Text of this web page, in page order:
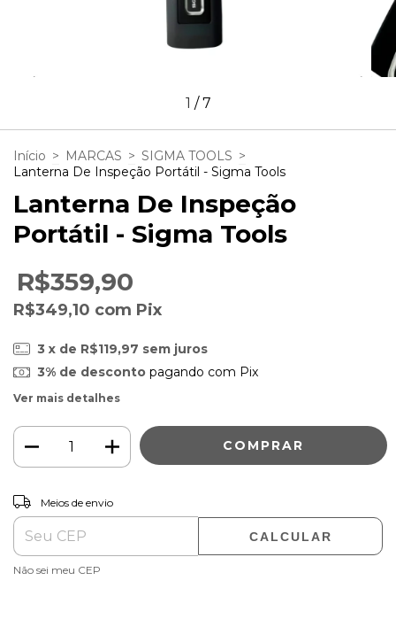
1 /7
Início > MARCAS > SIGMA TOOLS >
Lanterna De Inspeção Portátil - Sigma Tools
Lanterna De Inspeção
Portátil - Sigma Tools
R$359,90
R$349,10 com Pix
3 x de R$119,97 sem juros
3% de descontopagando com Pix
Ver mais detalhes
Entregas para o CEP:
Meios de envio
CALCULAR
Não sei meu CEP